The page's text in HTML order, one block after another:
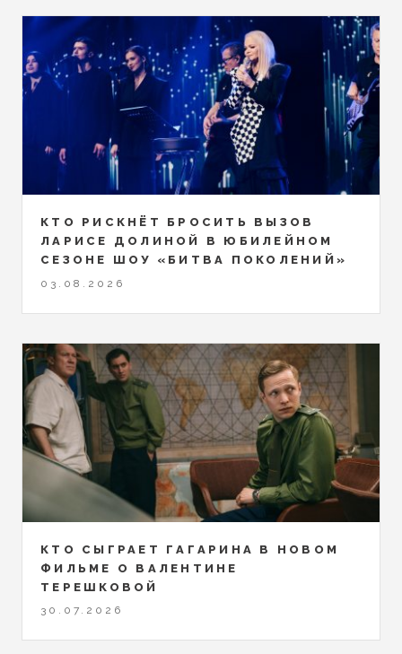
КТО РИСКНЁТ БРОСИТЬ ВЫЗОВ
ЛАРИСЕ ДОЛИНОЙ В ЮБИЛЕЙНОМ
СЕЗОНЕ ШОУ «БИТВА ПОКОЛЕНИЙ»
03.08.2026
КТО СЫГРАЕТ ГАГАРИНА В НОВОМ
ФИЛЬМЕ О ВАЛЕНТИНЕ
ТЕРЕШКОВОЙ
30.07.2026